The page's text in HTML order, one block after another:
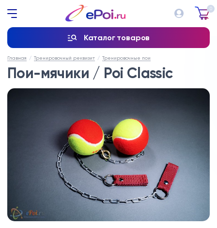
0
Каталог товаров
Главная Тренировочный реквизит Тренировочные пои
Пои-мячики / Poi Classic